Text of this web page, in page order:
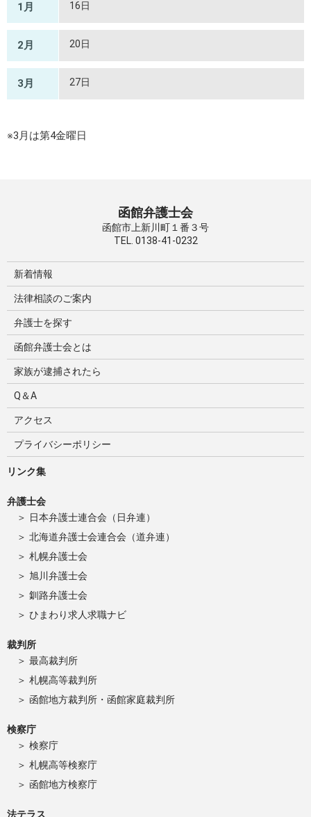
1月 16日
2月 20日
3月 27日
※3月は第4金曜日
函館弁護士会
函館市上新川町１番３号
TEL. 0138-41-0232
新着情報
法律相談のご案内
弁護士を探す
函館弁護士会とは
家族が逮捕されたら
Q＆A
アクセス
プライバシーポリシー
リンク集
弁護士会
日本弁護士連合会（日弁連）
北海道弁護士会連合会（道弁連）
札幌弁護士会
旭川弁護士会
釧路弁護士会
ひまわり求人求職ナビ
裁判所
最高裁判所
札幌高等裁判所
函館地方裁判所・函館家庭裁判所
検察庁
検察庁
札幌高等検察庁
函館地方検察庁
法テラス